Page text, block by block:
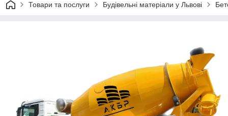
Товари та послуги Будівельні матеріали у Львові